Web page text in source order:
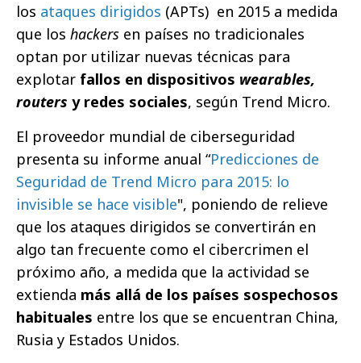
los ataques dirigidos (APTs) en 2015 a medida
que los hackers en países no tradicionales
optan por utilizar nuevas técnicas para
explotar fallos en dispositivos wearables,
routers y redes sociales, según Trend Micro.
El proveedor mundial de ciberseguridad
presenta su informe anual “Predicciones de
Seguridad de Trend Micro para 2015: lo
invisible se hace visible", poniendo de relieve
que los ataques dirigidos se convertirán en
algo tan frecuente como el cibercrimen el
próximo año, a medida que la actividad se
extienda más allá de los países sospechosos
habituales entre los que se encuentran China,
Rusia y Estados Unidos.